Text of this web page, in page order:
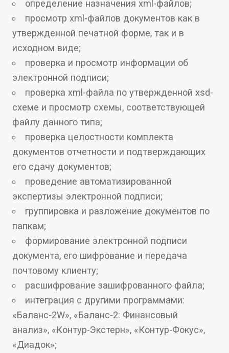
определение назначения xml-файлов;
просмотр xml-файлов документов как в
утвержденной печатной форме, так и в
исходном виде;
проверка и просмотр информации об
электронной подписи;
проверка xml-файла по утвержденной xsd-
схеме и просмотр схемы, соответствующей
файлу данного типа;
проверка целостности комплекта
документов отчетности и подтверждающих
его сдачу документов;
проведение автоматизированной
экспертизы электронной подписи;
группировка и разложение документов по
папкам;
формирование электронной подписи
документа, его шифрование и передача
почтовому клиенту;
расшифрование зашифрованного файла;
интеграция с другими программами:
«Баланс-2W», «Баланс-2: Финансовый
анализ», «Контур-Экстерн», «Контур-Фокус»,
«Диадок»;